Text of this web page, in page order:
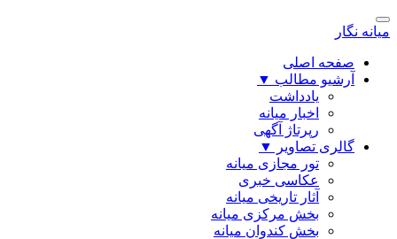
میانه نگار
صفحه اصلی
آرشیو مطالب ▼
یادداشت
اخبار میانه
رپرتاژ آگهی
گالری تصاویر
▼
تور مجازی میانه
عکاسی خبری
آثار تاریخی میانه
بخش مرکزی میانه
بخش کندوان میانه